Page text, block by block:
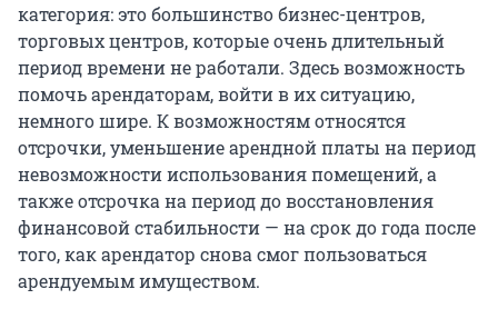
категория: это большинство бизнес-центров,
торговых центров, которые очень длительный
период времени не работали. Здесь возможность
помочь арендаторам, войти в их ситуацию,
немного шире. К возможностям относятся
отсрочки, уменьшение арендной платы на период
невозможности использования помещений, а
также отсрочка на период до восстановления
финансовой стабильности — на срок до года после
того, как арендатор снова смог пользоваться
арендуемым имуществом.